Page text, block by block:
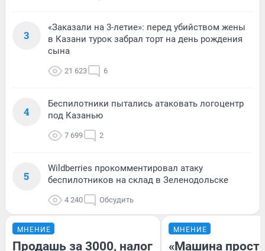
3
«Заказали на 3-летие»: перед убийством жены
в Казани турок забрал торт на день рождения
сына
21 623 6
4
Беспилотники пытались атаковать логоцентр
под Казанью
7 699 2
5
Wildberries прокомментировал атаку
беспилотников на склад в Зеленодольске
4 240 Обсудить
МНЕНИЕ
Продашь за 3000, налог
МНЕНИЕ
«Машина